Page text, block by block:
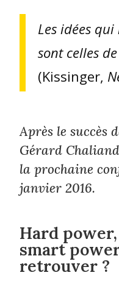
Les idées
sont celles
(Kissinger,
Après le succès
Gérard
la prochaine
janvier 2016.
Hard
smart
retrouver ?